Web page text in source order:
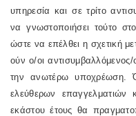
υπηρεσία και σε τρίτο
να γνωστοποιήσει τούτο
ώστε να επέλθει η σχετική
ούν ο/οι
την ανωτέρω υποχρέωση.
ελεύθερων επαγγελματιών
εκάστου έτους θα